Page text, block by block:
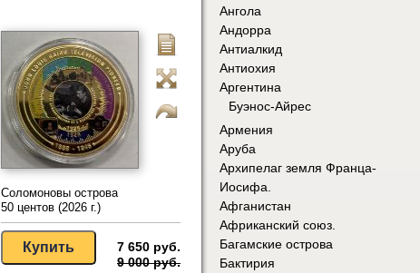
Соломоновы острова
50 центов (2026 г.)
7 650 руб.
9 000 руб.
Ангола
Андорра
Антиалкид
Антиохия
Аргентина
Буэнос-Айрес
Армения
Аруба
Архипелаг земля Франца-
Иосифа.
Афганистан
Африканский союз.
Багамские острова
Бактирия